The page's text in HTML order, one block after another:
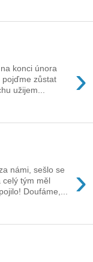
›
konci února
pojďme zůstat
užijem...
›
námi, sešlo se
celý tým měl
Doufáme,...